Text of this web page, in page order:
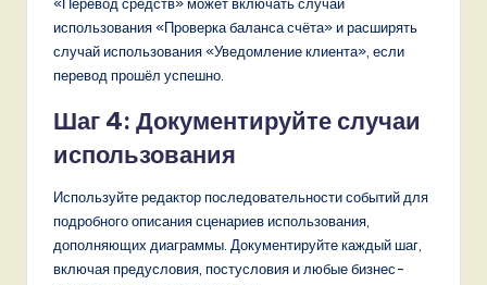
«Перевод средств» может включать случай
использования «Проверка баланса счёта» и расширять
случай использования «Уведомление клиента», если
перевод прошёл успешно.
Шаг 4: Документируйте случаи
использования
Используйте редактор последовательности событий для
подробного описания сценариев использования,
дополняющих диаграммы. Документируйте каждый шаг,
включая предусловия, постусловия и любые бизнес-